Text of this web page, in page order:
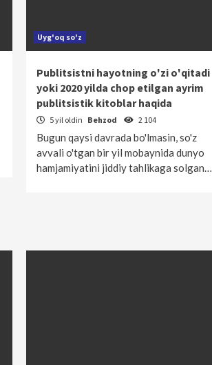
Uyg'oq so'z
Publitsistni hayotning o'zi o'qitadi
yoki 2020 yilda chop etilgan ayrim
publitsistik kitoblar haqida
5 yil oldin Behzod 2 104
Bugun qaysi davrada bo'lmasin, so'z
avvali o'tgan bir yil mobaynida dunyo
hamjamiyatini jiddiy tahlikaga solgan…